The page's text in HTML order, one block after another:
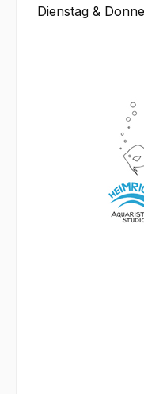
Dienstag &